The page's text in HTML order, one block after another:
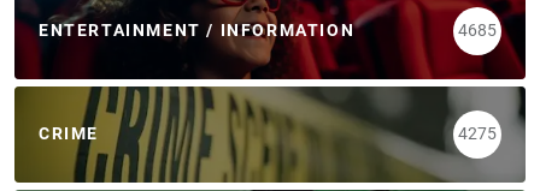
ENTERTAINMENT / INFORMATION 4685
CRIME 4275